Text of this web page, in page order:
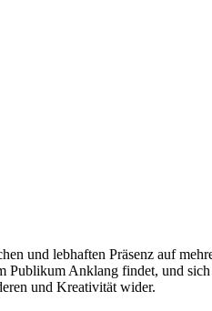
und lebhaften Präsenz auf
Anklang findet, und
und Kreativität wider.